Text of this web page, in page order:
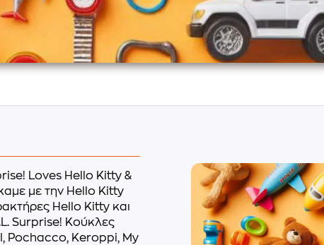
Loves Hello Kitty &
με την Hello Kitty
Hello Kitty και
Surprise! Κούκλες
Pochacco, Keroppi, My